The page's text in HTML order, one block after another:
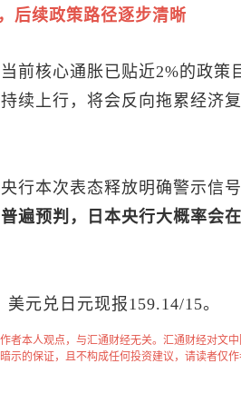
后续政策路径逐步清晰
前核心通胀已贴近2%的政
续上行，将会反向拖累经济
行本次表态释放明确警示信
遍预判，日本央行大概率会
美元兑日元现报159.14/15。
作者本人观点，与汇通财经无关。汇通财经对文
示的保证，且不构成任何投资建议，请读者仅